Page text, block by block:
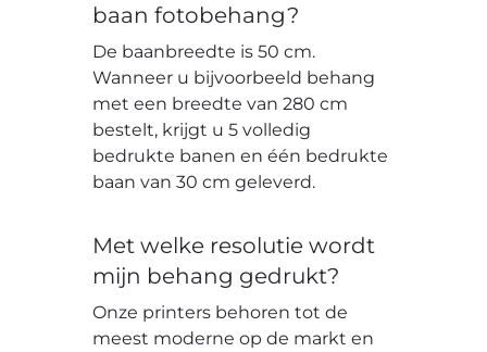
baan fotobehang?
De baanbreedte is 50 cm.
Wanneer u bijvoorbeeld behang
met een breedte van 280 cm
bestelt, krijgt u 5 volledig
bedrukte banen en één bedrukte
baan van 30 cm geleverd.
Met welke resolutie wordt
mijn behang gedrukt?
Onze printers behoren tot de
meest moderne op de markt en